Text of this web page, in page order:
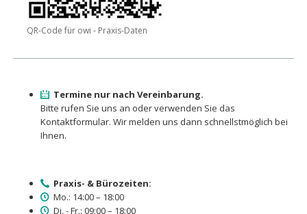
QR-Code für owi - Praxis-Daten
Termine nur nach Vereinbarung.
Bitte rufen Sie uns an oder verwenden Sie das
Kontaktformular. Wir melden uns dann schnellstmöglich bei
Ihnen.
Praxis- & Bürozeiten:
Mo.: 14:00 – 18:00
Di. - Fr.: 09:00 – 18:00